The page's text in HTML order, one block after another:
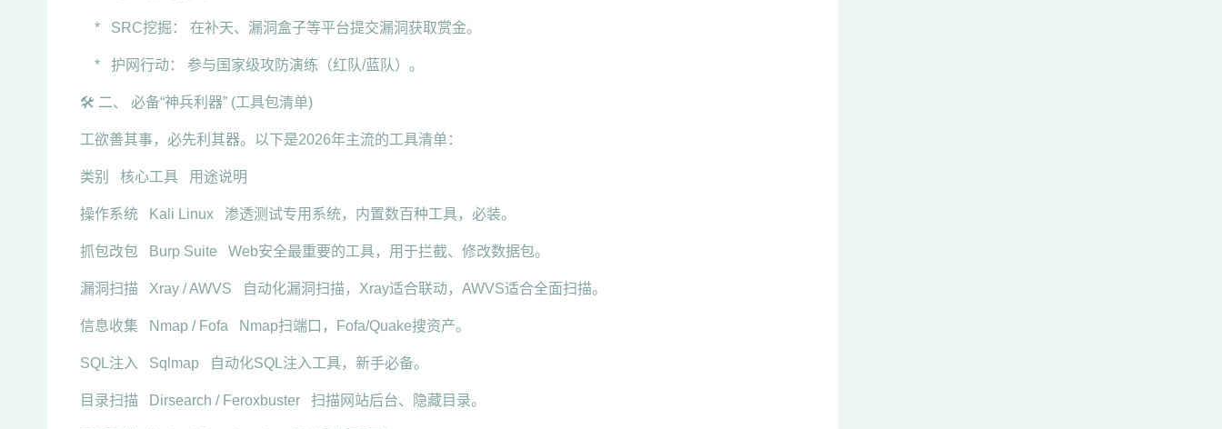
* SRC挖掘： 在补天、漏洞盒子等平台提交漏洞获取赏金。
* 护网行动： 参与国家级攻防演练（红队/蓝队）。
🛠️ 二、 必备“神兵利器” (工具包清单)
工欲善其事，必先利其器。以下是2026年主流的工具清单：
类别 核心工具 用途说明
操作系统 Kali Linux 渗透测试专用系统，内置数百种工具，必装。
抓包改包 Burp Suite Web安全最重要的工具，用于拦截、修改数据包。
漏洞扫描 Xray / AWVS 自动化漏洞扫描，Xray适合联动，AWVS适合全面扫描。
信息收集 Nmap / Fofa Nmap扫端口，Fofa/Quake搜资产。
SQL注入 Sqlmap 自动化SQL注入工具，新手必备。
目录扫描 Dirsearch / Feroxbuster 扫描网站后台、隐藏目录。